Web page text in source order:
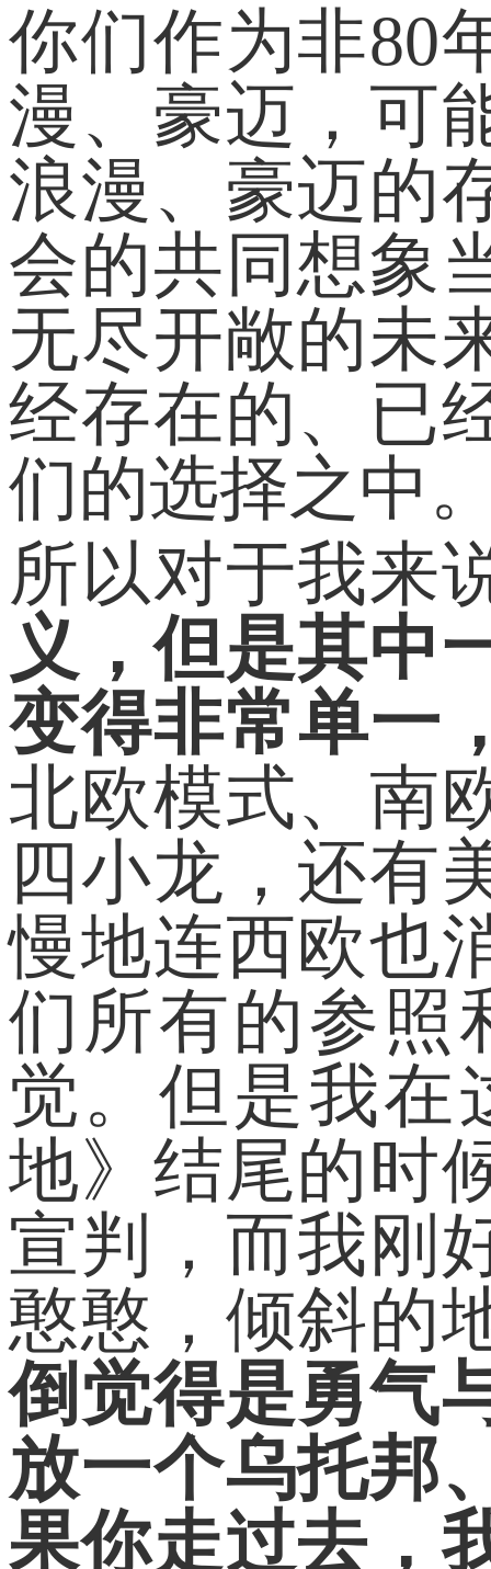
你们作为非80
漫、豪迈，可
浪漫、豪迈的
会的共同想象
无尽开敞的未
经存在的、已
们的选择之中
所以对于我来
义，但是其中
变得非常单一
北欧模式、南
四小龙，还有
慢地连西欧也
们所有的参照
觉。但是我在
地》结尾的时
宣判，而我刚
憨憨，倾斜的
倒觉得是勇气
放一个乌托邦
果你走过去，